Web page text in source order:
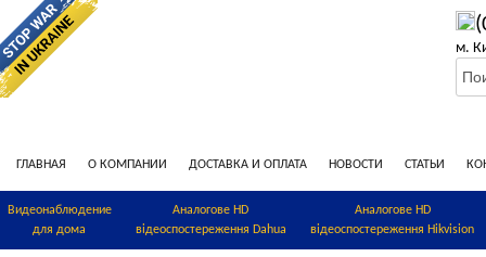
м.
ГЛАВНАЯ О КОМПАНИИ ДОСТАВКА И ОПЛАТА НОВОСТИ СТАТЬИ
Видеонаблюдение
для дома
Аналогове HD
відеоспостереження Dahua
Аналогове HD
відеоспостереження Hikvision